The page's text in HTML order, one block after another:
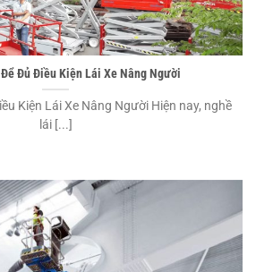
Đủ Điều Kiện Lái Xe Nâng Người
Kiện Lái Xe Nâng Người Hiện nay, nghề
lái [...]